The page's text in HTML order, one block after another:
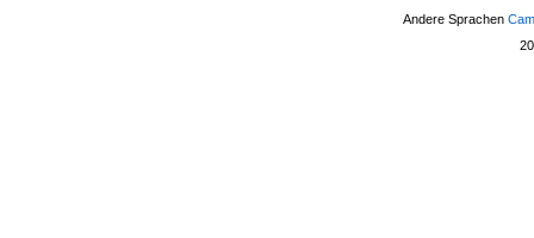
Andere Sprachen